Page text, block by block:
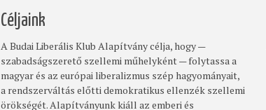
Céljaink
A Budai Liberális Klub Alapítvány célja, hogy —
szabadságszerető szellemi műhelyként — folytassa a
magyar és az európai liberalizmus szép hagyományait,
a rendszerváltás előtti demokratikus ellenzék szellemi
örökségét. Alapítványunk kiáll az emberi és